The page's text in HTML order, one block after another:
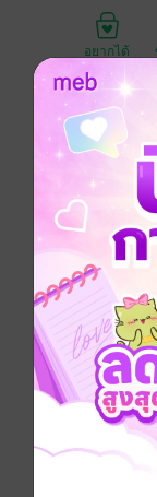
อยากได้
แบบฝึกอ่านคำ
ไทยได้ง่าย แล
ประถมศึกษา
หนังสือเรียน
ภาษาไทย
ประเภทไฟล์
วันที่วางขาย